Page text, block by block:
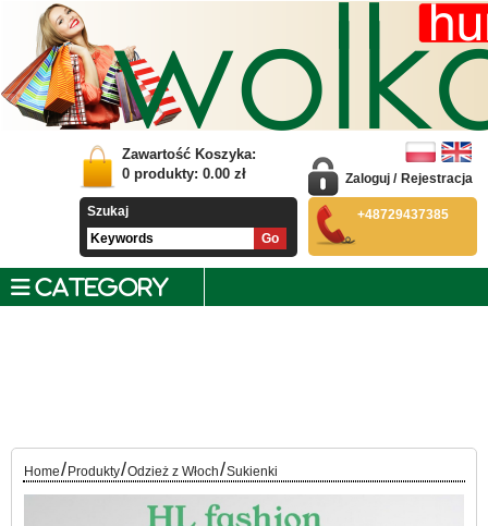
Zawartość Koszyka:
0 produkty: 0.00 zł
Szukaj
Zaloguj / Rejestracja
+48729437385
CATEGORY
Home/ Produkty/Odzież z Włoch/Sukienki